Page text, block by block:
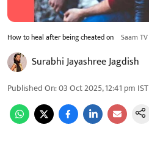
How to heal after being cheated on Saam TV
Surabhi Jayashree Jagdish
Published On:03 Oct 2025, 12:41 pm IST